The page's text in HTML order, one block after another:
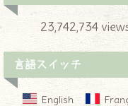
23,742,734
言語スイッチ
English